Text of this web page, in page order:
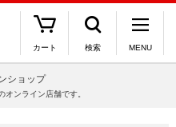
カート 検索 MENU
ショップ
ンライン店舗です。